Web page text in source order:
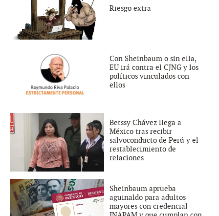
Riesgo extra
Con Sheinbaum o sin ella,
EU irá contra el CJNG y los
políticos vinculados con
ellos
Betssy Chávez llega a
México tras recibir
salvoconducto de Perú y el
restablecimiento de
relaciones
Sheinbaum aprueba
aguinaldo para adultos
mayores con credencial